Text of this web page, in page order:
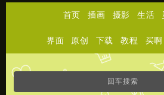
首页 插画 摄影 生活
界面 原创 下载 教程 买啊